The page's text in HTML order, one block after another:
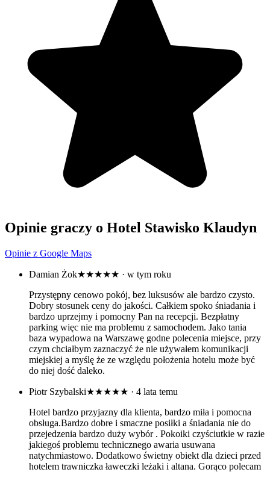
Opinie graczy o Hotel Stawisko Klaudyn
Opinie z Google Maps
Damian Żok★★★★★ · w tym roku
Przystępny cenowo pokój, bez luksusów ale bardzo czysto.
Dobry stosunek ceny do jakości. Całkiem spoko śniadania i
bardzo uprzejmy i pomocny Pan na recepcji. Bezpłatny
parking więc nie ma problemu z samochodem. Jako tania
baza wypadowa na Warszawę godne polecenia miejsce, przy
czym chciałbym zaznaczyć że nie używałem komunikacji
miejskiej a myślę że ze względu położenia hotelu może być
do niej dość daleko.
Piotr Szybalski★★★★★ · 4 lata temu
Hotel bardzo przyjazny dla klienta, bardzo miła i pomocna
obsługa.Bardzo dobre i smaczne posiłki a śniadania nie do
przejedzenia bardzo duży wybór . Pokoiki czyściutkie w razie
jakiegoś problemu technicznego awaria usuwana
natychmiastowo. Dodatkowo świetny obiekt dla dzieci przed
hotelem trawniczka ławeczki leżaki i altana. Gorąco polecam